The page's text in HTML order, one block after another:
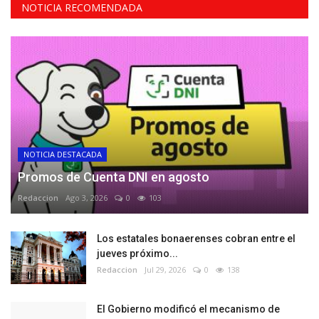
NOTICIA RECOMENDADA
NOTICIA DESTACADA
Promos de Cuenta DNI en agosto
Redaccion Ago 3, 2026 0 103
Los estatales bonaerenses cobran entre el
jueves próximo...
Redaccion Jul 29, 2026 0 138
El Gobierno modificó el mecanismo de